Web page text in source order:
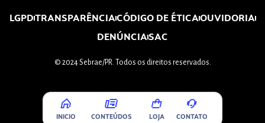
LGPDTRANSPARÊNCIACÓDIGO DE ÉTICAOUVIDORIA
DENÚNCIASAC
© 2024 Sebrae/PR. Todos os direitos reservados.
INICIO CONTEÚDOS LOJA CONTATO